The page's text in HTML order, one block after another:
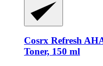
Cosrx Refresh
Toner, 150 ml